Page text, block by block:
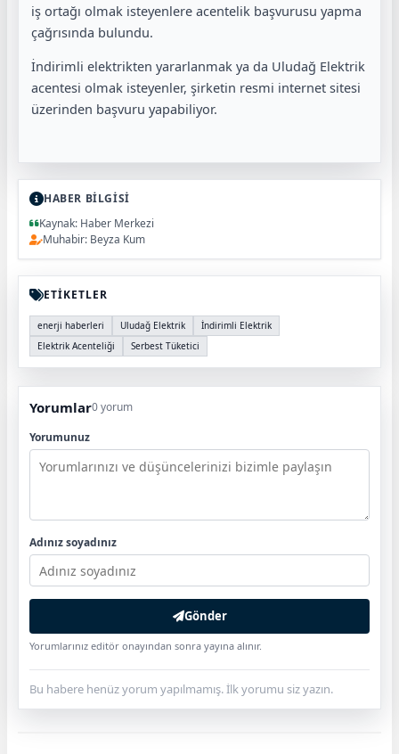
iş ortağı olmak isteyenlere acentelik başvurusu yapma
çağrısında bulundu.
İndirimli elektrikten yararlanmak ya da Uludağ Elektrik
acentesi olmak isteyenler, şirketin resmi internet sitesi
üzerinden başvuru yapabiliyor.
HABER BİLGİSİ
Kaynak: Haber Merkezi
Muhabir: Beyza Kum
ETİKETLER
enerji haberleri Uludağ Elektrik
İndirimli Elektrik
Elektrik Acenteliği
Serbest Tüketici
Yorumlar0 yorum
Yorumunuz
Adınız soyadınız
Gönder
Yorumlarınız editör onayından sonra yayına alınır.
Bu habere henüz yorum yapılmamış. İlk yorumu siz yazın.